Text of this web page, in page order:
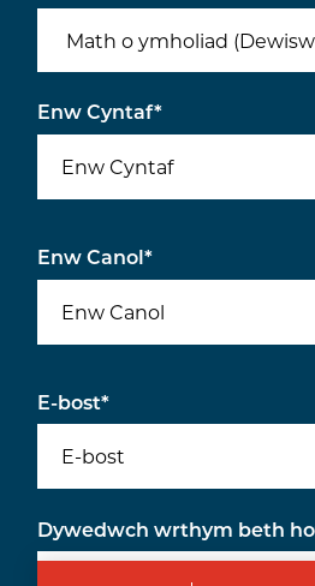
Enw Cyntaf*
Enw Canol*
E-bost*
Dywedwch wrthym beth